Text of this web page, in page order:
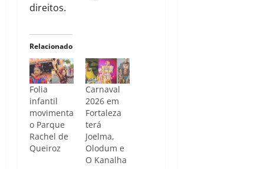
direitos.
Relacionado
Folia
infantil
movimenta
o Parque
Rachel de
Queiroz
Carnaval
2026 em
Fortaleza
terá
Joelma,
Olodum e
O Kanalha